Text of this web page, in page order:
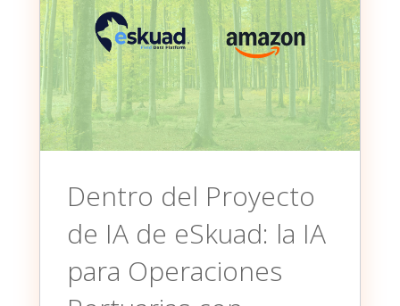
Dentro del Proyecto
de IA de eSkuad: la IA
para Operaciones